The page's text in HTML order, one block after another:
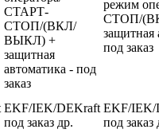
СТАРТ-
СТОП/(ВКЛ/
ВЫКЛ) +
защитная
автоматика - под
заказ
режим
СТОП/
защитная
под заказ
EKF/IEK/DEKraft
под заказ др.
EKF/IEK/
под заказ